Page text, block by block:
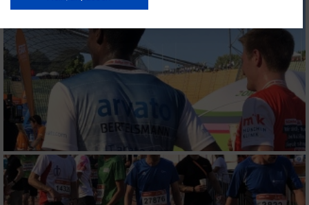
Website/App.
Partnerliste anzeigen (1 IAB-Anbieter)
Wir nutzen Ihre Daten für folgende Zwecke:
IAB-Verarbeitungszwecke:
Speichern von oder Zugriff auf Informationen
auf einem Endgerät
Verwendung reduzierter Daten zur Auswahl
von Werbeanzeigen